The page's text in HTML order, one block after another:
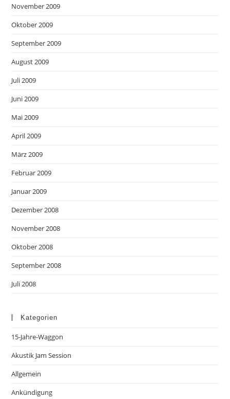
November 2009
Oktober 2009
September 2009
August 2009
Juli 2009
Juni 2009
Mai 2009
April 2009
März 2009
Februar 2009
Januar 2009
Dezember 2008
November 2008
Oktober 2008
September 2008
Juli 2008
Kategorien
15-Jahre-Waggon
Akustik Jam Session
Allgemein
Ankündigung